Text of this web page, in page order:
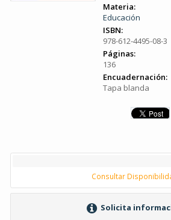
Materia:
Educación
ISBN:
978-612-4495-08-3
Páginas:
136
Encuadernación:
Tapa blanda
Consultar
Solicita